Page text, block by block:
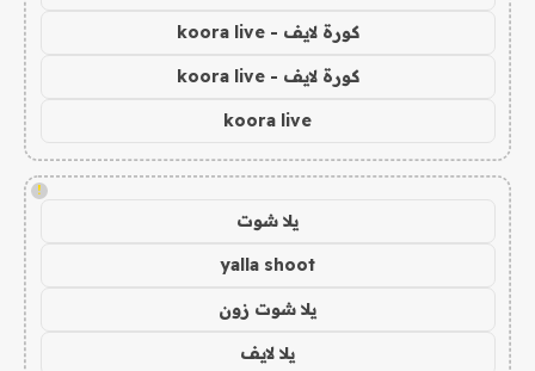
كورة لايف - koora live
كورة لايف - koora live
koora live
!
يلا شوت
yalla shoot
يلا شوت زون
يلا لايف